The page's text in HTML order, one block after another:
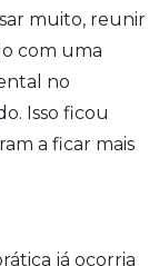
muito, reunir
com uma
no
Isso ficou
a ficar mais
já ocorria